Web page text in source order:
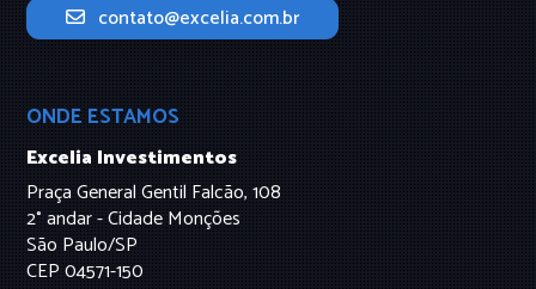
contato@excelia.com.br
ONDE ESTAMOS
Excelia Investimentos
Praça General Gentil Falcão, 108
2° andar - Cidade Monções
São Paulo/SP
CEP 04571-150